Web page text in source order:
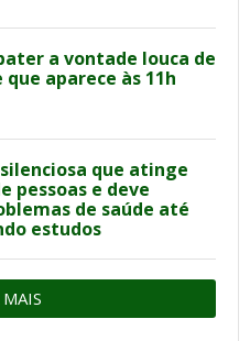
a vontade louca de
que aparece às 11h
que atinge
pessoas e deve
de saúde até
estudos
MAIS